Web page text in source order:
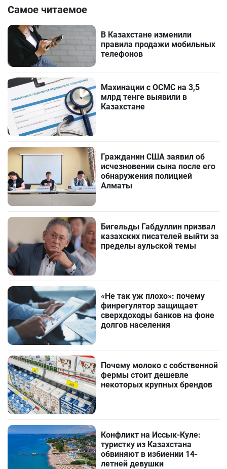
Самое читаемое
В Казахстане изменили
правила продажи мобильных
телефонов
Махинации с ОСМС на 3,5
млрд тенге выявили в
Казахстане
Гражданин США заявил об
исчезновении сына после его
обнаружения полицией
Алматы
Бигельды Габдуллин призвал
казахских писателей выйти за
пределы аульской темы
«Не так уж плохо»: почему
финрегулятор защищает
сверхдоходы банков на фоне
долгов населения
Почему молоко с собственной
фермы стоит дешевле
некоторых крупных брендов
Конфликт на Иссык-Куле:
туристку из Казахстана
обвиняют в избиении 14-
летней девушки